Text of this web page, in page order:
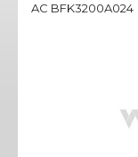
AC BFK3200A024